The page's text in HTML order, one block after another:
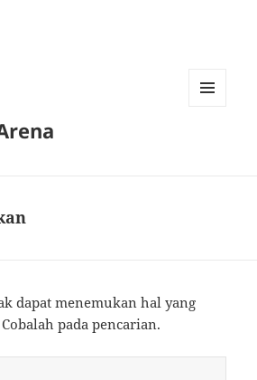
dapat menemukan hal yang
pada pencarian.